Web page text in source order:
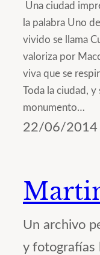
Una ciudad
la palabra Uno
vivido se llama
valoriza por
viva que se
Toda la ciudad, y
monumento…
22/06/2014
Un archivo
y fotografías